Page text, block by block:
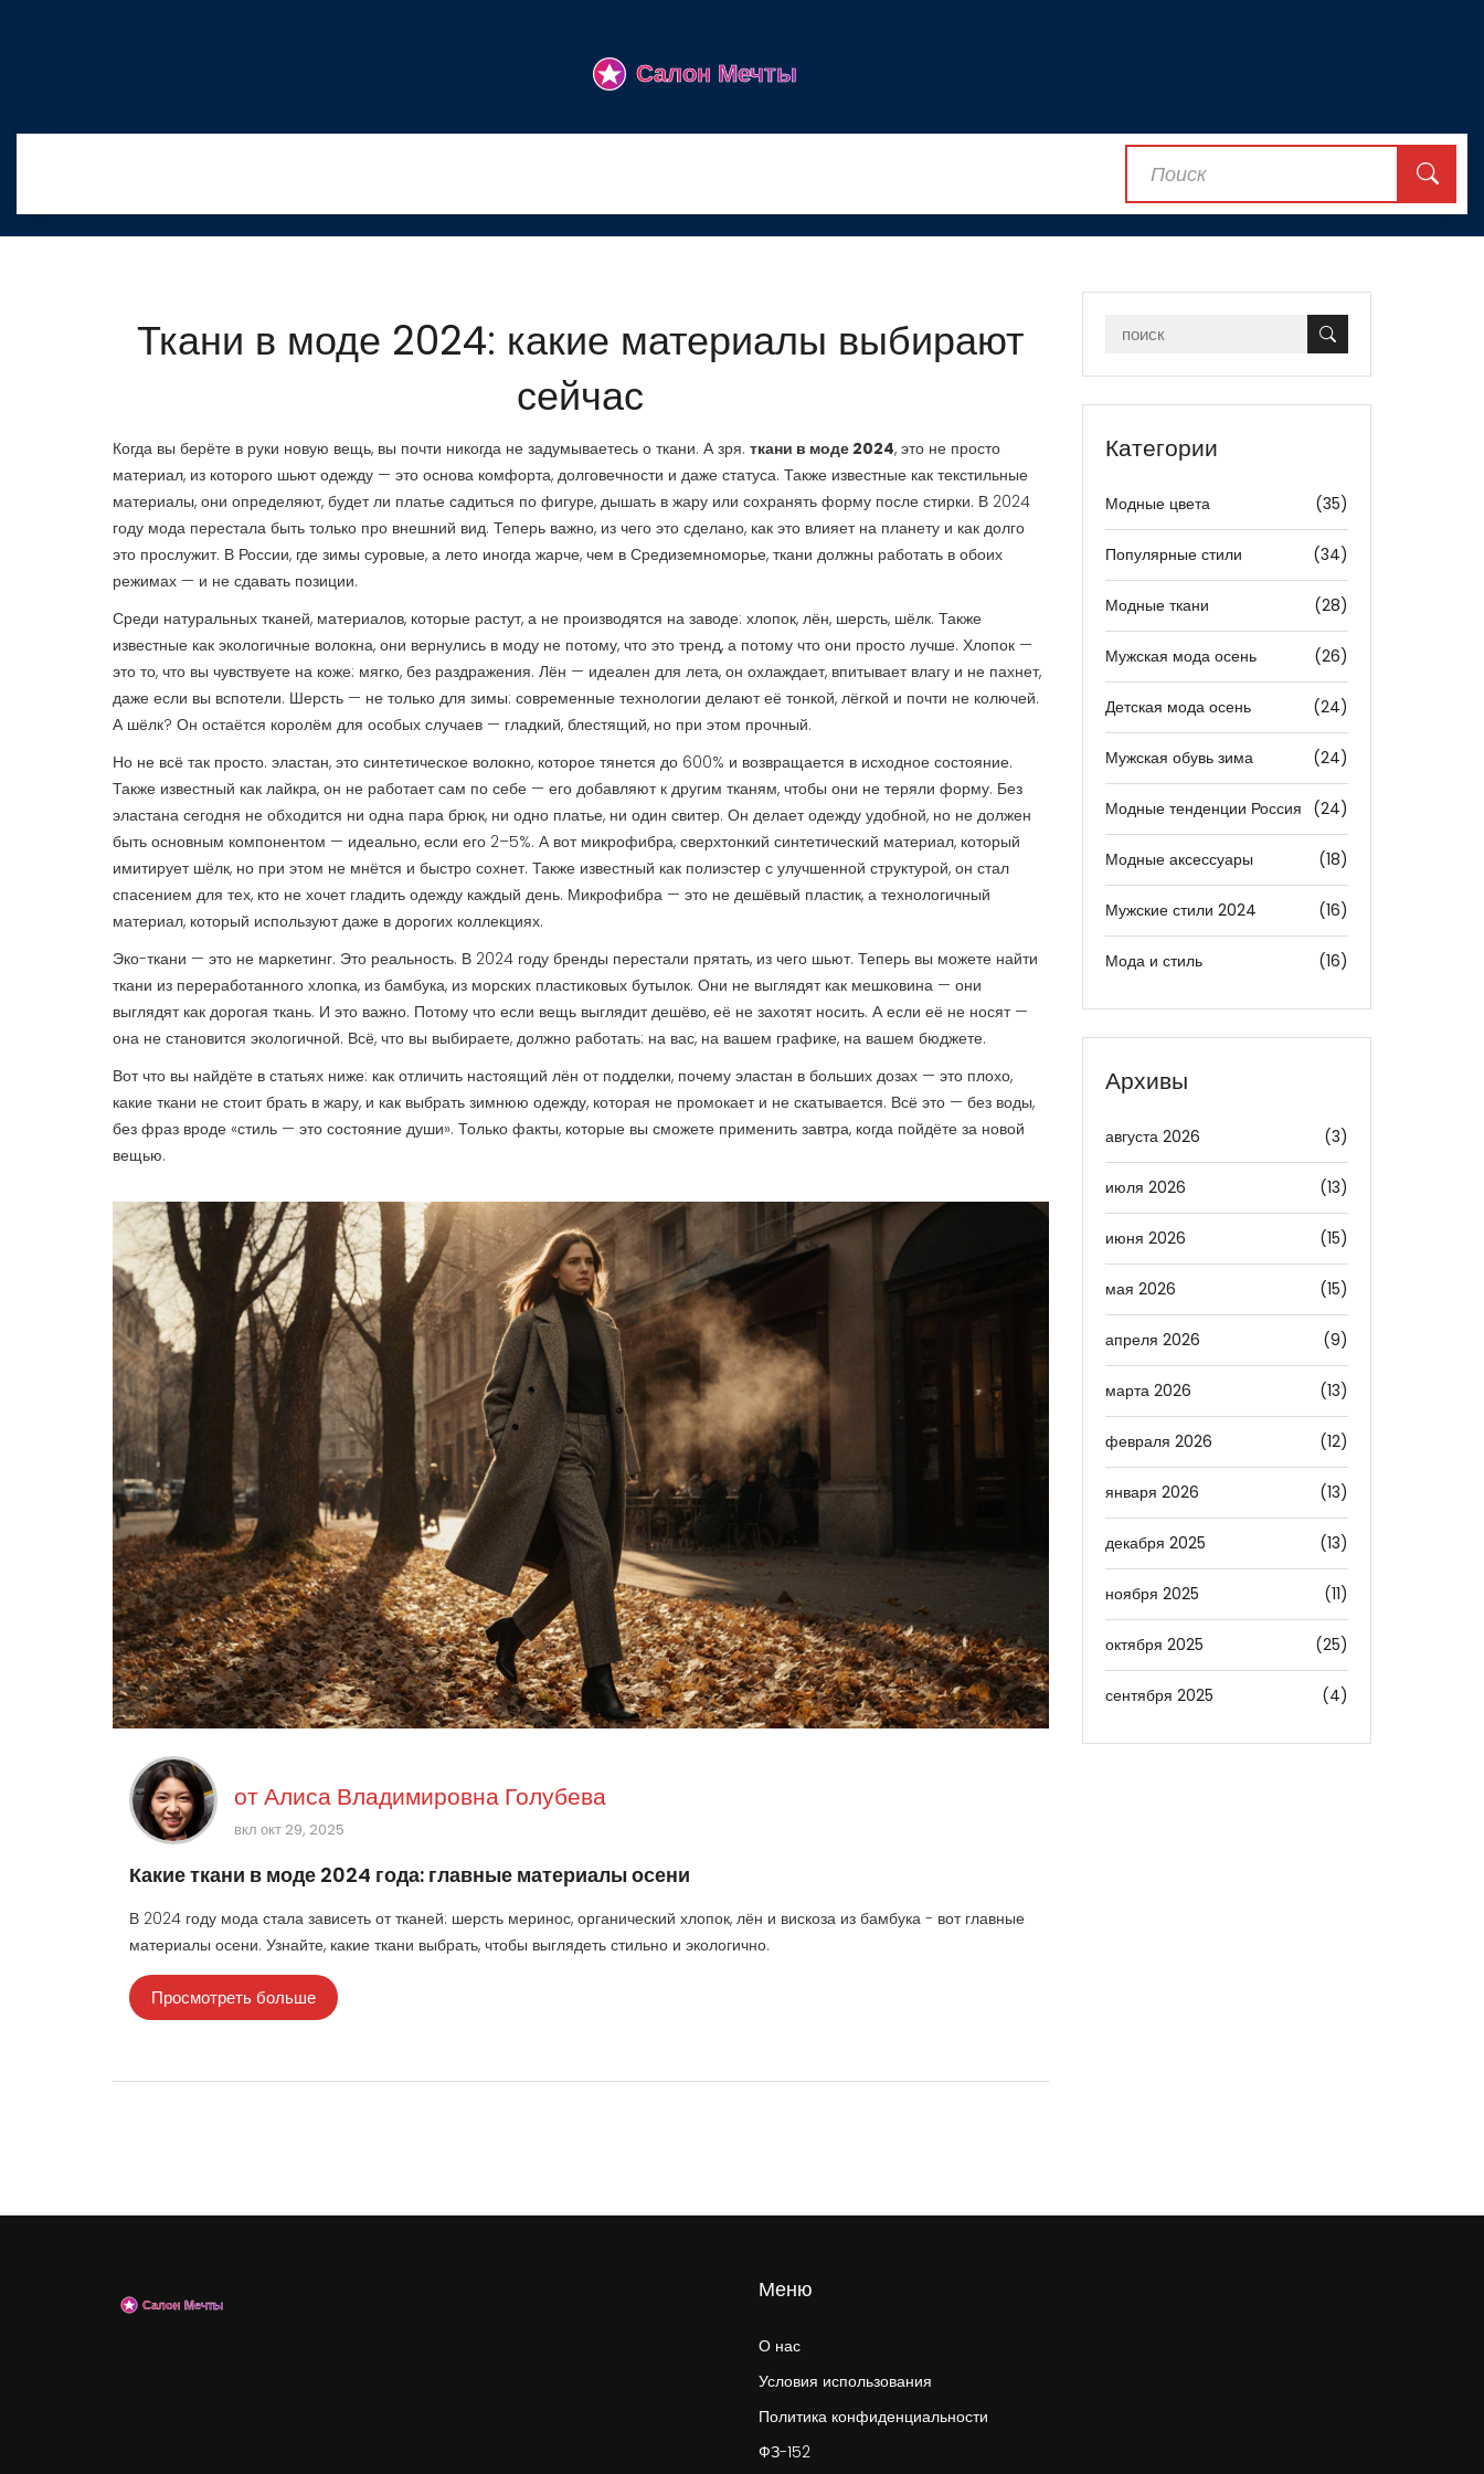
Ткани в моде 2024: какие материалы выбирают
сейчас
Когда вы берёте в руки новую вещь, вы почти никогда не задумываетесь о ткани. А зря. ткани в моде 2024, это не просто
материал, из которого шьют одежду — это основа комфорта, долговечности и даже статуса. Также известные как текстильные
материалы, они определяют, будет ли платье садиться по фигуре, дышать в жару или сохранять форму после стирки. В 2024
году мода перестала быть только про внешний вид. Теперь важно, из чего это сделано, как это влияет на планету и как долго
это прослужит. В России, где зимы суровые, а лето иногда жарче, чем в Средиземноморье, ткани должны работать в обоих
режимах — и не сдавать позиции.
Среди натуральных тканей, материалов, которые растут, а не производятся на заводе: хлопок, лён, шерсть, шёлк. Также
известные как экологичные волокна, они вернулись в моду не потому, что это тренд, а потому что они просто лучше. Хлопок —
это то, что вы чувствуете на коже: мягко, без раздражения. Лён — идеален для лета, он охлаждает, впитывает влагу и не пахнет,
даже если вы вспотели. Шерсть — не только для зимы: современные технологии делают её тонкой, лёгкой и почти не колючей.
А шёлк? Он остаётся королём для особых случаев — гладкий, блестящий, но при этом прочный.
Но не всё так просто. эластан, это синтетическое волокно, которое тянется до 600% и возвращается в исходное состояние.
Также известный как лайкра, он не работает сам по себе — его добавляют к другим тканям, чтобы они не теряли форму. Без
эластана сегодня не обходится ни одна пара брюк, ни одно платье, ни один свитер. Он делает одежду удобной, но не должен
быть основным компонентом — идеально, если его 2–5%. А вот микрофибра, сверхтонкий синтетический материал, который
имитирует шёлк, но при этом не мнётся и быстро сохнет. Также известный как полиэстер с улучшенной структурой, он стал
спасением для тех, кто не хочет гладить одежду каждый день. Микрофибра — это не дешёвый пластик, а технологичный
материал, который используют даже в дорогих коллекциях.
Эко-ткани — это не маркетинг. Это реальность. В 2024 году бренды перестали прятать, из чего шьют. Теперь вы можете найти
ткани из переработанного хлопка, из бамбука, из морских пластиковых бутылок. Они не выглядят как мешковина — они
выглядят как дорогая ткань. И это важно. Потому что если вещь выглядит дешёво, её не захотят носить. А если её не носят —
она не становится экологичной. Всё, что вы выбираете, должно работать: на вас, на вашем графике, на вашем бюджете.
Вот что вы найдёте в статьях ниже: как отличить настоящий лён от подделки, почему эластан в больших дозах — это плохо,
какие ткани не стоит брать в жару, и как выбрать зимнюю одежду, которая не промокает и не скатывается. Всё это — без воды,
без фраз вроде «стиль — это состояние души». Только факты, которые вы сможете применить завтра, когда пойдёте за новой
вещью.
отАлиса Владимировна Голубева
вкл окт 29, 2025
Какие ткани в моде 2024 года: главные материалы осени
В 2024 году мода стала зависеть от тканей: шерсть меринос, органический хлопок, лён и вискоза из бамбука - вот главные
материалы осени. Узнайте, какие ткани выбрать, чтобы выглядеть стильно и экологично.
Просмотреть больше
Категории
Модные цвета (35)
Популярные стили (34)
Модные ткани (28)
Мужская мода осень (26)
Детская мода осень (24)
Мужская обувь зима (24)
Модные тенденции Россия (24)
Модные аксессуары (18)
Мужские стили 2024 (16)
Мода и стиль (16)
Архивы
августа 2026 (3)
июля 2026 (13)
июня 2026 (15)
мая 2026 (15)
апреля 2026 (9)
марта 2026 (13)
февраля 2026 (12)
января 2026 (13)
декабря 2025 (13)
ноября 2025 (11)
октября 2025 (25)
сентября 2025 (4)
Меню
О нас
Условия использования
Политика конфиденциальности
ФЗ-152